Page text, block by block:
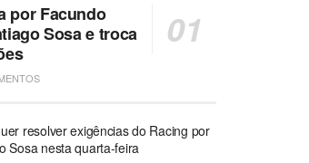
por Facundo
Sosa e troca
resolver exigências do Racing por
Sosa nesta quarta-feira